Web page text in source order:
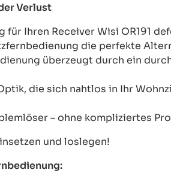
Verlust
für Ihren Receiver Wisi OR191
die perfekte
überzeugt durch ein
die sich nahtlos in Ihr
– ohne kompliziertes
und loslegen!